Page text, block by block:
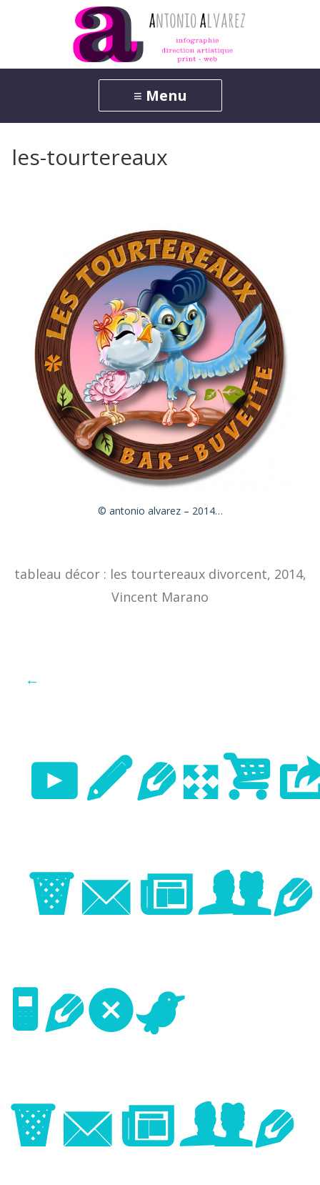
les-tourtereaux
© antonio alvarez – 2014…
tableau décor : les tourtereaux divorcent, 2014,
Vincent Marano
←
Image
Next
Image